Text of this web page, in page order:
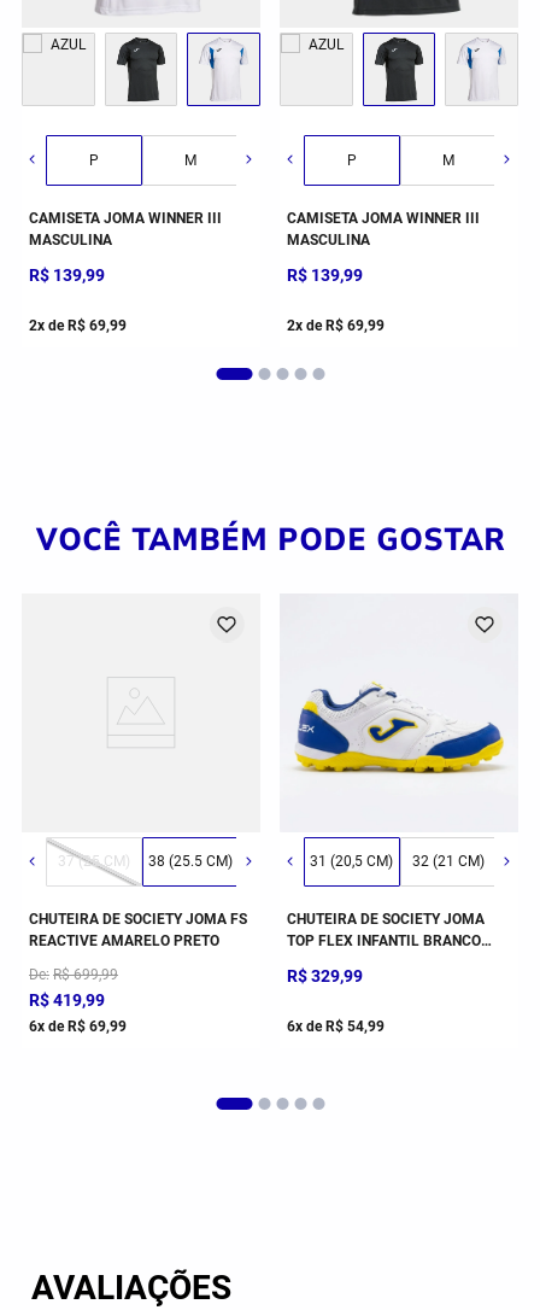
G GG 2GG/3G
P M G
CAMISETA JOMA WINNER III
MASCULINA
R$ 139,99
2x deR$ 69,99
P M
CAMISETA JOMA WINNER III
MASCULINA
R$ 139,99
2x deR$ 69,99
VOCÊ TAMBÉM PODE GOSTAR
42 (29 CM) 43 (30 CM)
(22 CM) 34 (23 CM) 35 (23.5 CM) 36 (24.5 CM)
37 (25 CM) 38 (25.5 CM) 39 (26.5 CM) 40 (27 CM) 41 (28 CM)
CHUTEIRA DE SOCIETY JOMA FS
REACTIVE AMARELO PRETO
De R$ 699,99
R$419,99
6x de R$ 69,99
31 (20,5 CM) 32 (21 CM) 33
CHUTEIRA DE SOCIETY JOMA
TOP FLEX INFANTIL BRANCO
R$329,99
6x de R$ 54,99
AVALIAÇÕES